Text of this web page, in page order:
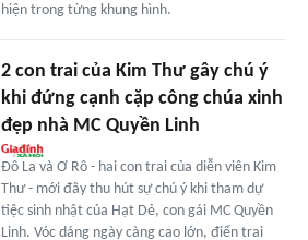
hiện trong từng khung hình.
2 con trai của Kim Thư gây chú ý
khi đứng cạnh cặp công chúa xinh
đẹp nhà MC Quyền Linh
Đô La và Ơ Rô - hai con trai của diễn viên Kim
Thư - mới đây thu hút sự chú ý khi tham dự
tiệc sinh nhật của Hạt Dẻ, con gái MC Quyền
Linh. Vóc dáng ngày càng cao lớn, điển trai